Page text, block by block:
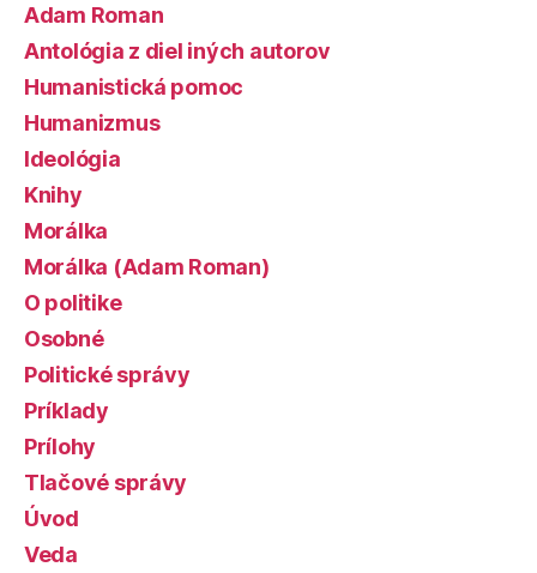
Adam Roman
Antológia z diel iných autorov
Humanistická pomoc
Humanizmus
Ideológia
Knihy
Morálka
Morálka (Adam Roman)
O politike
Osobné
Politické správy
Príklady
Prílohy
Tlačové správy
Úvod
Veda